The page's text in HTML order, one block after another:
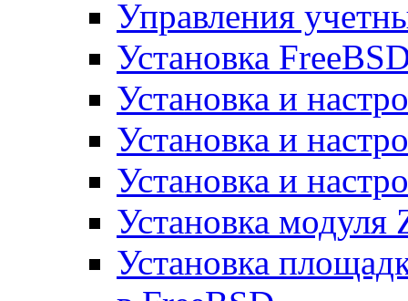
Управления
Установка
Установка и
Установка и
Установка и
Установка
Установка